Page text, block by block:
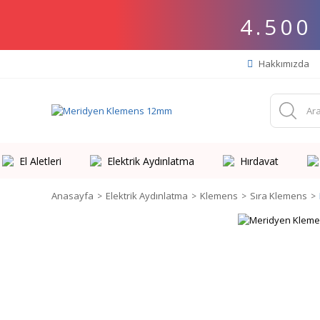
4.500
Hakkımızda
El Aletleri Elektrik Aydınlatma Hırdavat
Anasayfa Elektrik Aydınlatma Klemens Sıra Klemens